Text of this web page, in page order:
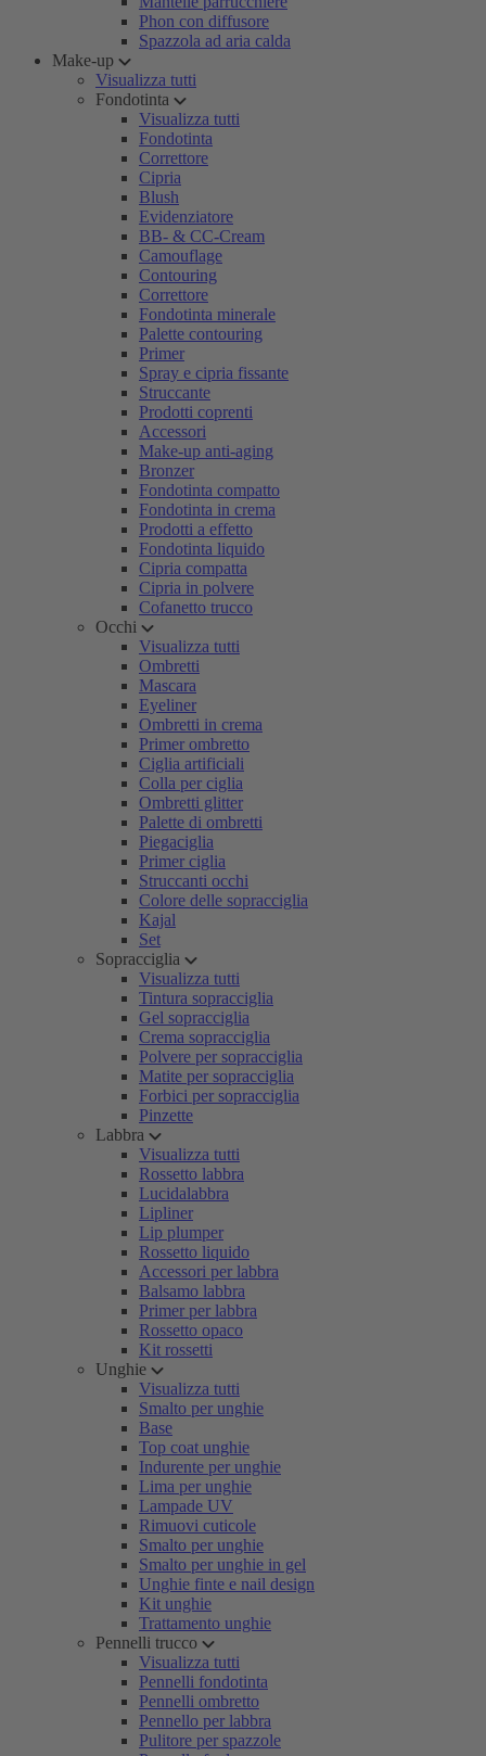
Phon con diffusore
Spazzola ad aria calda
Make-up
Visualizza tutti
Fondotinta
Visualizza tutti
Fondotinta
Correttore
Cipria
Blush
Evidenziatore
BB- & CC-Cream
Camouflage
Contouring
Correttore
Fondotinta minerale
Palette contouring
Primer
Spray e cipria fissante
Struccante
Prodotti coprenti
Accessori
Make-up anti-aging
Bronzer
Fondotinta compatto
Fondotinta in crema
Prodotti a effetto
Fondotinta liquido
Cipria compatta
Cipria in polvere
Cofanetto trucco
Occhi
Visualizza tutti
Ombretti
Mascara
Eyeliner
Ombretti in crema
Primer ombretto
Ciglia artificiali
Colla per ciglia
Ombretti glitter
Palette di ombretti
Piegaciglia
Primer ciglia
Struccanti occhi
Colore delle sopracciglia
Kajal
Set
Sopracciglia
Visualizza tutti
Tintura sopracciglia
Gel sopracciglia
Crema sopracciglia
Polvere per sopracciglia
Matite per sopracciglia
Forbici per sopracciglia
Pinzette
Labbra
Visualizza tutti
Rossetto labbra
Lucidalabbra
Lipliner
Lip plumper
Rossetto liquido
Accessori per labbra
Balsamo labbra
Primer per labbra
Rossetto opaco
Kit rossetti
Unghie
Visualizza tutti
Smalto per unghie
Base
Top coat unghie
Indurente per unghie
Lima per unghie
Lampade UV
Rimuovi cuticole
Smalto per unghie
Smalto per unghie in gel
Unghie finte e nail design
Kit unghie
Trattamento unghie
Pennelli trucco
Visualizza tutti
Pennelli fondotinta
Pennelli ombretto
Pennello per labbra
Pulitore per spazzole